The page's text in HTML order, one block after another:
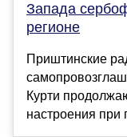
Запада
регионе
Приштинские
Курти
настроения при